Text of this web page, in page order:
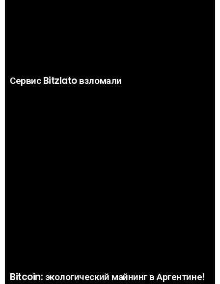
Сервис Bitzlato взломали
Bitcoin: экологический майнинг в Аргентине!